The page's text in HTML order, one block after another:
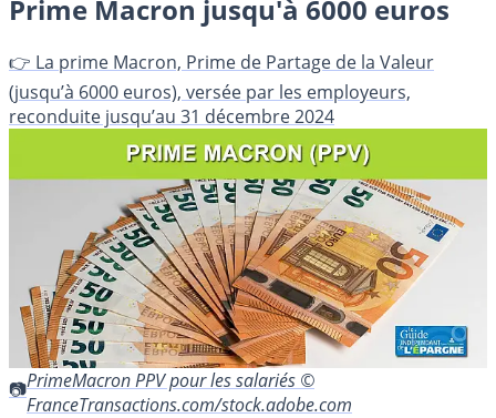
Prime Macron jusqu'à 6000 euros
👉 La prime Macron, Prime de Partage de la Valeur
(jusqu’à 6000 euros), versée par les employeurs,
reconduite jusqu’au 31 décembre 2024
PrimeMacron PPV pour les salariés ©
FranceTransactions.com/stock.adobe.com